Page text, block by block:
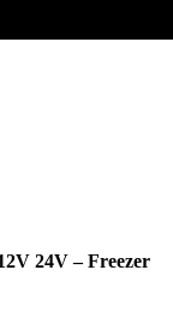
24V – Freezer